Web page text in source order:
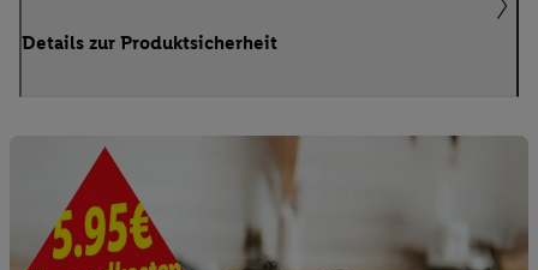
Details zur Produktsicherheit